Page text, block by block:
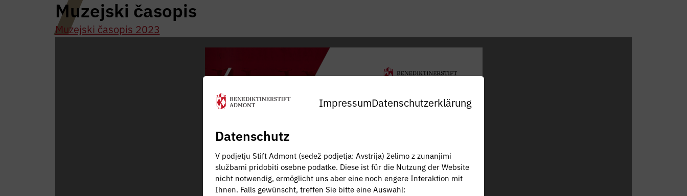
Muzejski časopis
Muzejski časopis 2023
ImpressumDatenschutzerklärung
Datenschutz
V podjetju Stift Admont (sedež podjetja: Avstrija) želimo z zunanjimi
službami pridobiti osebne podatke. Diese ist für die Nutzung der Website
nicht notwendig, ermöglicht uns aber eine noch engere Interaktion mit
Ihnen. Falls gewünscht, treffen Sie bitte eine Auswahl: